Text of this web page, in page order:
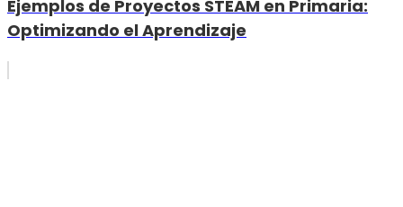
Ejemplos de Proyectos STEAM en Primaria:
Optimizando el Aprendizaje